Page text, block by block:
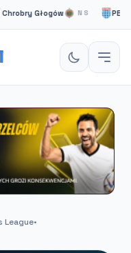
Głogów NS PEC
League•